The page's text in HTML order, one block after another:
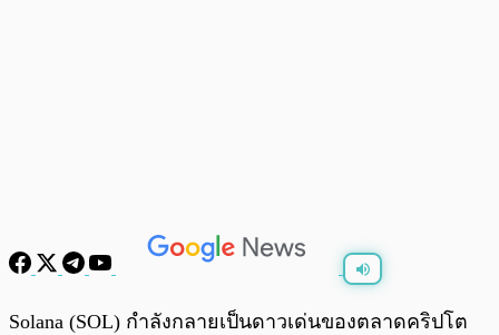
/0:00
Solana (SOL) กำลังกลายเป็นดาวเด่นของตลาดคริปโต